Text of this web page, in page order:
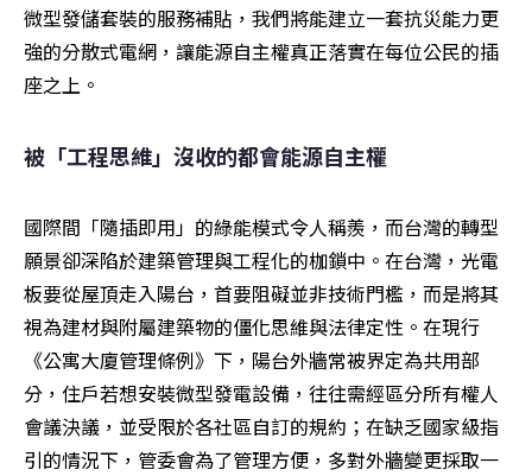
微型發儲套裝的服務補貼，我們將能建立一套抗災能力更
強的分散式電網，讓能源自主權真正落實在每位公民的插
座之上。
被「工程思維」沒收的都會能源自主權
國際間「隨插即用」的綠能模式令人稱羨，而台灣的轉型
願景卻深陷於建築管理與工程化的枷鎖中。在台灣，光電
板要從屋頂走入陽台，首要阻礙並非技術門檻，而是將其
視為建材與附屬建築物的僵化思維與法律定性。在現行
《公寓大廈管理條例》下，陽台外牆常被界定為共用部
分，住戶若想安裝微型發電設備，往往需經區分所有權人
會議決議，並受限於各社區自訂的規約；在缺乏國家級指
引的情況下，管委會為了管理方便，多對外牆變更採取一